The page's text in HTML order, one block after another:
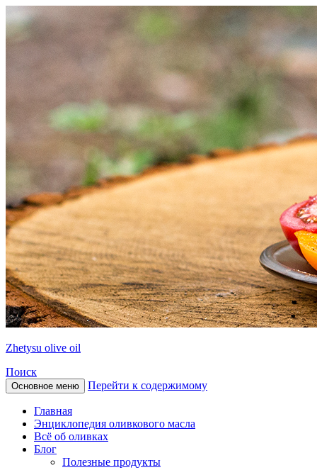
Zhetysu olive oil
Поиск
Основное меню Перейти к содержимому
Главная
Энциклопедия оливкового масла
Всё об оливках
Блог
Полезные продукты